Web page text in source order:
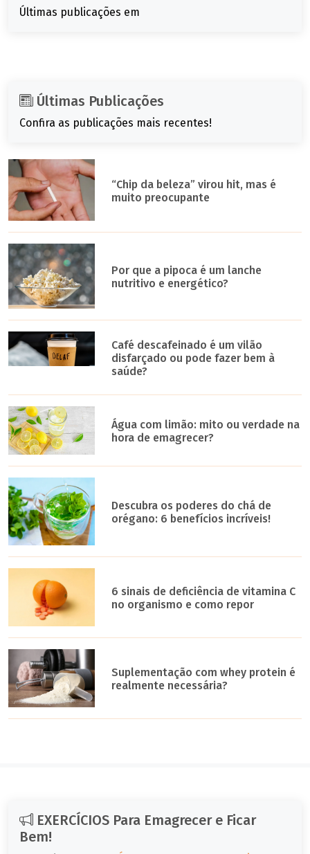
Últimas publicações em
Últimas Publicações
Confira as publicações mais recentes!
“Chip da beleza” virou hit, mas é
muito preocupante
Por que a pipoca é um lanche
nutritivo e energético?
Café descafeinado é um vilão
disfarçado ou pode fazer bem à
saúde?
Água com limão: mito ou verdade na
hora de emagrecer?
Descubra os poderes do chá de
orégano: 6 benefícios incríveis!
6 sinais de deficiência de vitamina C
no organismo e como repor
Suplementação com whey protein é
realmente necessária?
EXERCÍCIOS Para Emagrecer e Ficar
Bem!